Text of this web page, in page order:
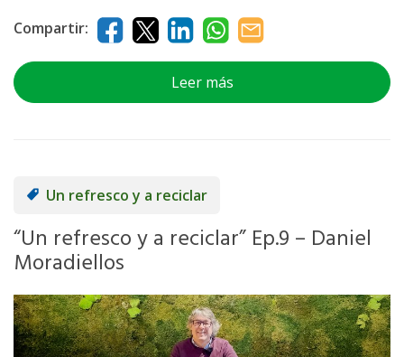
Compartir:
Leer más
Un refresco y a reciclar
“Un refresco y a reciclar” Ep.9 – Daniel
Moradiellos